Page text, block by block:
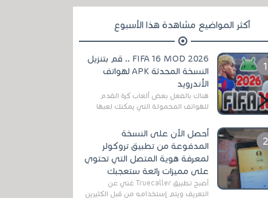
أكثر المواضيع مشاهدة هذا الأسبوع
FIFA 16 MOD 2026 .. قم بتنزيل
النسخة المحدثة APK لهواتف
الأندرويد
هناك بالفعل بعض ألعاب كرة القدم
للهواتف المحمولة التي يمكنك لعبها
مثل EA Sports ...
أحصل الآن على النسخة
المدفوعة من تطبيق تروكولر
لمعرفة هوية المتصل التي تحتوي
على مميزات رائعة ستعجبك
أصبح تطبيق Truecaller غني عن
التعريف ويتم إستخدامه من قبل الكثيرين